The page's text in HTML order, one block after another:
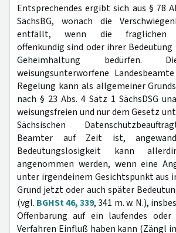
Entsprechendes ergibt sich aus § 78
SächsBG, wonach die
entfällt, wenn die fraglichen
offenkundig sind oder ihrer Bedeutung
Geheimhaltung bedürfen.
weisungsunterworfene
Regelung kann als allgemeiner
nach § 23 Abs. 4 Satz 1 SächsDSG
weisungsfreien und nur dem Gesetz
Sächsischen
Beamter auf Zeit ist,
Bedeutungslosigkeit kann
angenommen werden, wenn eine
unter irgendeinem Gesichtspunkt aus
Grund jetzt oder auch später
(vgl. BGHSt 46, 339, 341 m. w. N.),
Offenbarung auf ein laufendes oder
Verfahren Einfluß haben kann (Zängl in